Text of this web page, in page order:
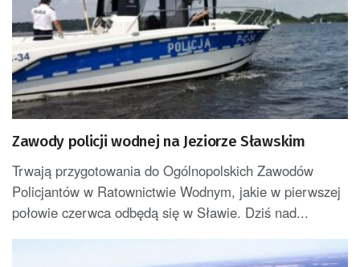
Zawody policji wodnej na Jeziorze Sławskim
Trwają przygotowania do Ogólnopolskich Zawodów
Policjantów w Ratownictwie Wodnym, jakie w pierwszej
połowie czerwca odbędą się w Sławie. Dziś nad...